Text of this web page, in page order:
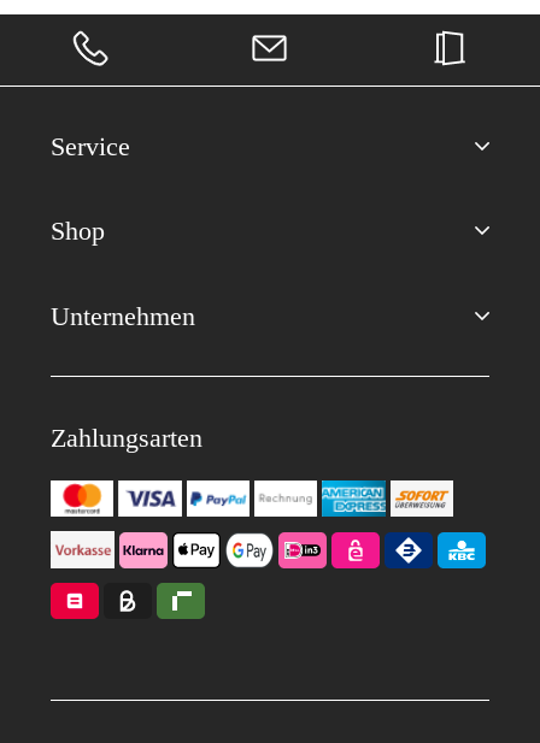
Service
Shop
Unternehmen
Zahlungsarten